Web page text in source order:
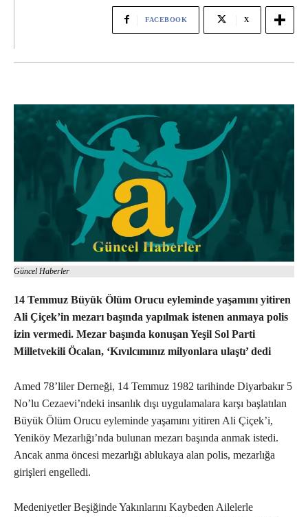
FACEBOOK X
Güncel Haberler
14 Temmuz Büyük Ölüm Orucu eyleminde yaşamını yitiren
Ali Çiçek’in mezarı başında yapılmak istenen anmaya polis
izin vermedi. Mezar başında konuşan Yeşil Sol Parti
Milletvekili Öcalan, ‘Kıvılcımınız milyonlara ulaştı’ dedi
Amed 78’liler Derneği, 14 Temmuz 1982 tarihinde Diyarbakır 5
No’lu Cezaevi’ndeki insanlık dışı uygulamalara karşı başlatılan
Büyük Ölüm Orucu eyleminde yaşamını yitiren Ali Çiçek’i,
Yeniköy Mezarlığı’nda bulunan mezarı başında anmak istedi.
Ancak anma öncesi mezarlığı ablukaya alan polis, mezarlığa
girişleri engelledi.
Medeniyetler Beşiğinde Yakınlarını Kaybeden Ailelerle